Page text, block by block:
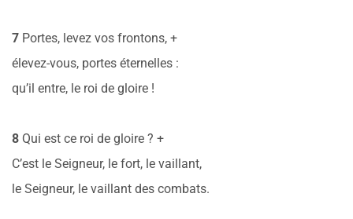
7 Portes, levez vos frontons, +
élevez-vous, portes éternelles :
qu’il entre, le roi de gloire !
8 Qui est ce roi de gloire ? +
C’est le Seigneur, le fort, le vaillant,
le Seigneur, le vaillant des combats.